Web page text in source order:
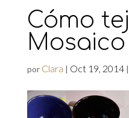
Cómo
Mosaico
por Clara | Oct 19, 2014|